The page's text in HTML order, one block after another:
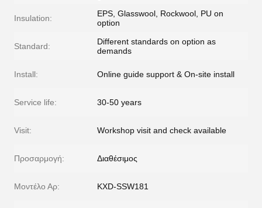
Insulation:
EPS, Glasswool, Rockwool, PU on
option
Standard:
Different standards on option as
demands
Install: Online guide support & On-site install
Service life: 30-50 years
Visit: Workshop visit and check available
Προσαρμογή: Διαθέσιμος
Μοντέλο Αρ: KXD-SSW181